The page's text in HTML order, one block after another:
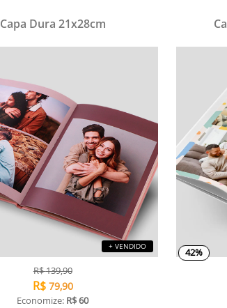
Capa Dura 21x28cm
+ VENDIDO
R$139,90
R$ 79,90
Economize: R$ 60
42%